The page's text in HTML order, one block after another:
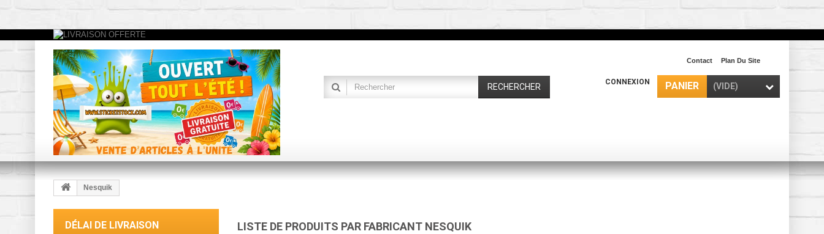
Contact Plan Du Site
PANIER (VIDE)
CONNEXION
RECHERCHER
Nesquik
DÉLAI DE LIVRAISON LISTE DE PRODUITS PAR FABRICANT NESQUIK